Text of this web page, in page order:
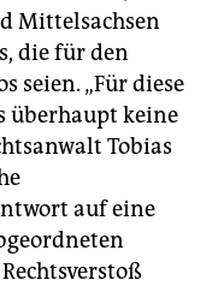
Mittelsachsen
die für den
seien. „Für diese
überhaupt keine
Tobias
auf eine